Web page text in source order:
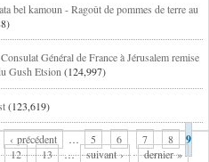
bel kamoun - Ragoût de pommes de terre au
Général de France à Jérusalem remise
Gush Etsion (124,997)
(123,619)
‹ précédent … 5 6 7 8 9
12 13 … suivant › dernier »